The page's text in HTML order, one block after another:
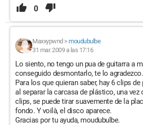
0
Maxxypwnd > moudubulbe
31 mar. 2009 a las 17:16
Lo siento, no tengo un pua de guitarra a
conseguido desmontarlo, te lo agradezco.
Para los que quieran saber, hay 6 clips
al separar la carcasa de plástico, una vez
clips, se puede tirar suavemente de la
fondo. Y voilà, el disco aparece.
Gracias por tu ayuda, moudubulbe.